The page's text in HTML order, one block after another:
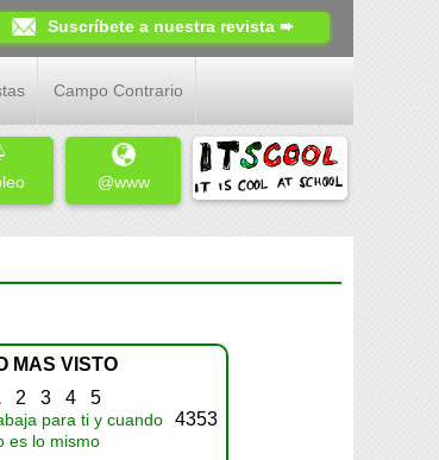
Suscríbete a nuestra revista ➨
Campo Contrario
@www
MAS VISTO
2 3 4 5
para ti y cuando
es lo mismo
4353